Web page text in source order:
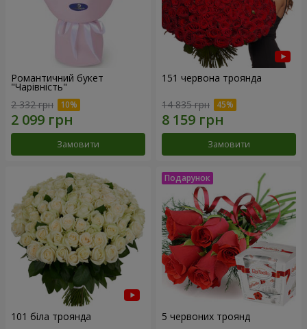
Романтичний букет
"Чарівність"
2 332 грн
Замовити
151 червона троянда
14 835 грн
Замовити
101 біла троянда 5 червоних троянд